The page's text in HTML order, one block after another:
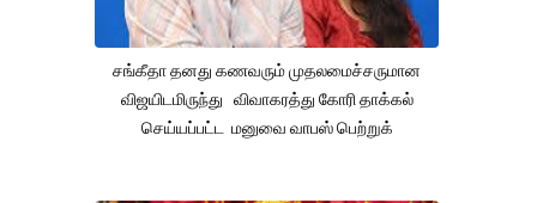
சங்கீதா தனது கணவரும் முதலமைச்சருமான
விஜயிடமிருந்து விவாகரத்து கோரி தாக்கல்
செய்யப்பட்ட மனுவை வாபஸ் பெற்றுக்